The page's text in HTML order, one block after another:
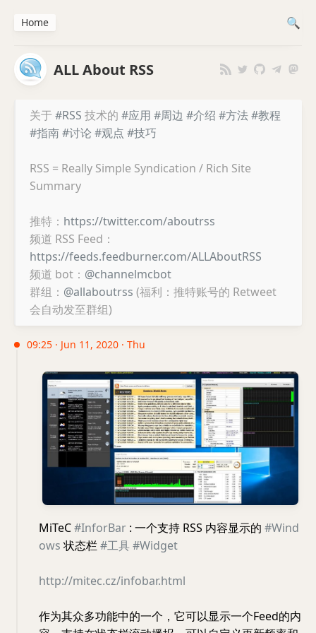
ALL About RSS
关于 #RSS 技术的 #应用 #周边 #介绍 #方法#教程
#指南#讨论 #观点 #技巧
RSS = Really Simple Syndication / Rich Site
Summary
推特： https://twitter.com/aboutrss
频道 RSS Feed：
https://feeds.feedburner.com/ALLAboutRSS
频道 bot： @channelmcbot
群组： @allaboutrss (福利：推特账号的 Retweet
会自动发至群组)
09:25 · Jun 11, 2020 · Thu
MiTeC#InforBar : 一个支持 RSS 内容显示的 #Wind
ows 状态栏#工具#Widget
http://mitec.cz/infobar.html
作为其众多功能中的一个，它可以显示一个Feed的内
Home